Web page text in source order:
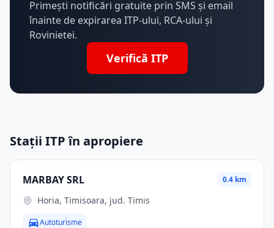
Primești notificări gratuite prin SMS și email
înainte de expirarea ITP-ului, RCA-ului și
Rovinietei.
Verifică ITP
Stații ITP în apropiere
MARBAY SRL 0.4 km
Horia, Timisoara, jud. Timis
Autoturisme